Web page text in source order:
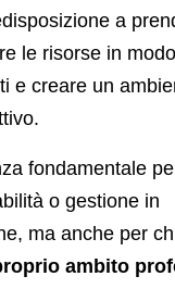
a
le risorse in
e creare un
fondamentale
o gestione in
ma anche per
ambito